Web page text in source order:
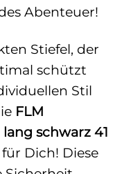
Abenteuer!
Stiefel, der
schützt
Stil
FLM
schwarz 41
Dich! Diese